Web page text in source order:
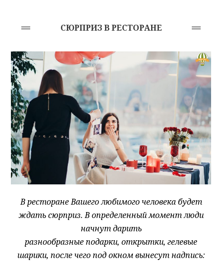
СЮРПРИЗ В РЕСТОРАНЕ
В ресторане Вашего любимого человека будет
ждать сюрприз. В определенный момент люди
начнут дарить
разнообразные подарки, открытки, гелевые
шарики, после чего под окном вынесут надпись: